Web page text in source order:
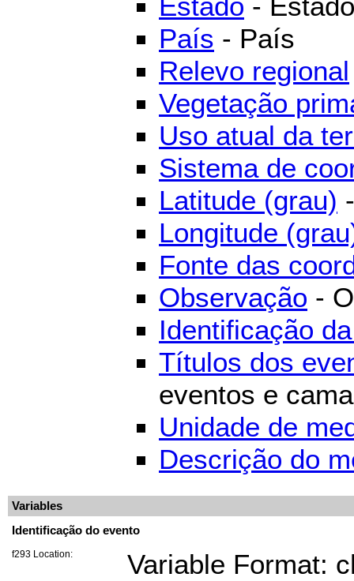
País - País
Relevo regional
Vegetação
Uso atual da
Sistema de
Latitude (grau)
Longitude
Fonte das
Observação -
Identificação
Títulos dos
eventos e
Unidade de
Descrição do
Variables
Identificação do evento
f293 Location:
Variable Format: